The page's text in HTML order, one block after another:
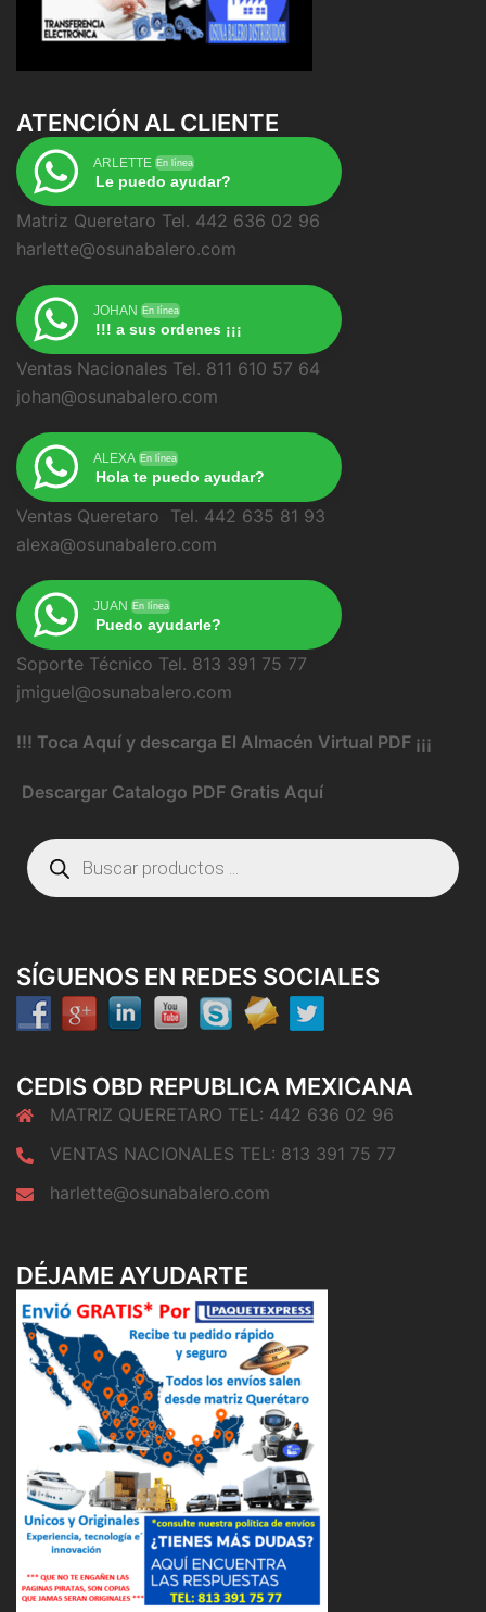
ATENCIÓN AL CLIENTE
ARLETTE En línea
Le puedo ayudar?
Matriz Queretaro Tel. 442 636 02 96
harlette@osunabalero.com
JOHAN En línea
!!! a sus ordenes ¡¡¡
Ventas Nacionales Tel. 811 610 57 64
johan@osunabalero.com
ALEXA En línea
Hola te puedo ayudar?
Ventas Queretaro Tel. 442 635 81 93
alexa@osunabalero.com
JUAN En línea
Puedo ayudarle?
Soporte Técnico Tel. 813 391 75 77
jmiguel@osunabalero.com
!!! Toca Aquí y descarga El Almacén Virtual PDF ¡¡¡
Descargar Catalogo PDF Gratis Aquí
Búsqueda
de
productos
SÍGUENOS EN REDES SOCIALES
CEDIS OBD REPUBLICA MEXICANA
MATRIZ QUERETARO TEL: 442 636 02 96
VENTAS NACIONALES TEL: 813 391 75 77
harlette@osunabalero.com
DÉJAME AYUDARTE